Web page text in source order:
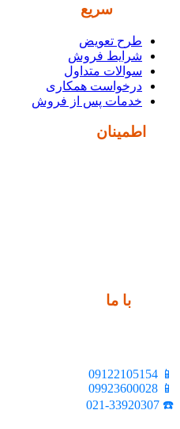
سریع
طرح تعویض
شرایط فروش
سوالات متداول
درخواست همکاری
خدمات پس از فروش
اطمینان
با ما
📱 09122105154
📱 09923600028
☎️ 021-33920307